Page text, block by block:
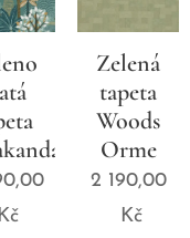
Kč
Zelená
tapeta
Woods
Orme
2 190,00
Kč